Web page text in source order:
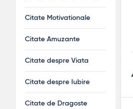
Citate Motivationale
Citate Amuzante
Citate despre Viata
Citate despre Iubire
Citate de Dragoste